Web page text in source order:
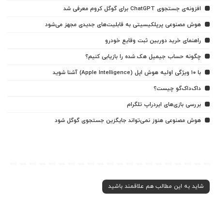
افزونه‌ی جستجوی ChatGPT برای گوگل کروم معرفی شد
هوش مصنوعی پرپلکیسیتی به قابلیت‌های جدیدی مجهز می‌شود
راهنمای خرید دوربین ثبت وقایع خودرو
چگونه حساب جیمیل هک شده را بازیابی کنیم؟
با ۱۰ ویژگی اولیه هوش اپل (Apple Intelligence) آشنا شوید
داک‌داک‌گو چیست؟
بررسی بازی‌های ایردراپ تلگرام
هوش مصنوعی هنوز نمی‌تواند جایگزین جستجوی گوگل شود
شاید به این مطالب هم علاقمند باشید